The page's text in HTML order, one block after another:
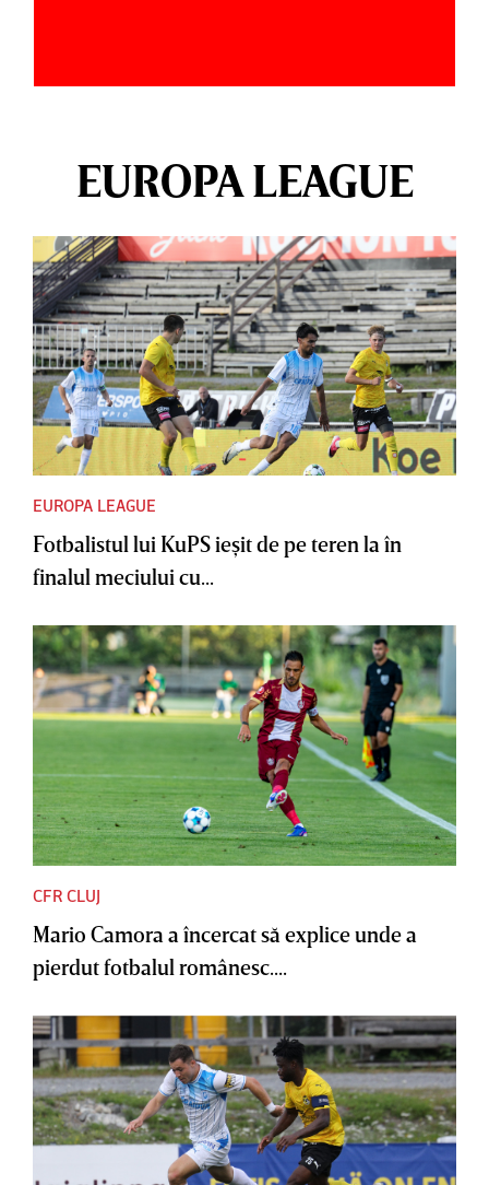
EUROPA LEAGUE
EUROPA LEAGUE
Fotbalistul lui KuPS ieşit de pe teren la în
finalul meciului cu...
CFR CLUJ
Mario Camora a încercat să explice unde a
pierdut fotbalul românesc....